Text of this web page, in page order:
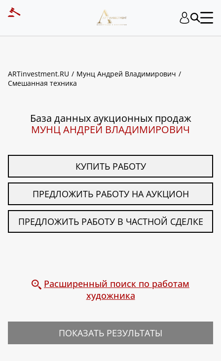
ARTinvestment.RU
Мунц Андрей Владимирович
Смешанная техника
База данных аукционных продаж
МУНЦ АНДРЕЙ ВЛАДИМИРОВИЧ
КУПИТЬ РАБОТУ
ПРЕДЛОЖИТЬ РАБОТУ НА АУКЦИОН
ПРЕДЛОЖИТЬ РАБОТУ В ЧАСТНОЙ СДЕЛКЕ
Расширенный поиск по работам
художника
ПОКАЗАТЬ РЕЗУЛЬТАТЫ